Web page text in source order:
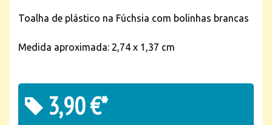
Toalha de plástico na Fúchsia com bolinhas brancas
Medida aproximada: 2,74 x 1,37 cm
3,90 €*